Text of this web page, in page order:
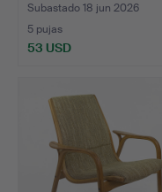
Subastado 18 jun 2026
5 pujas
53 USD